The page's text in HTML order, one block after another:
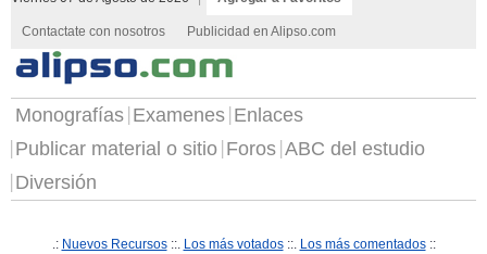
Contactate con nosotros Publicidad en Alipso.com
Monografías Examenes Enlaces
Publicar material o sitio Foros ABC del estudio
Diversión
.: Nuevos Recursos::. Los más votados::. Los más comentados::